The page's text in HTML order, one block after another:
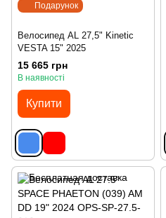
Подарунок
Велосипед AL 27,5" Kinetic
VESTA 15" 2025
15 665 грн
В наявності
Купити